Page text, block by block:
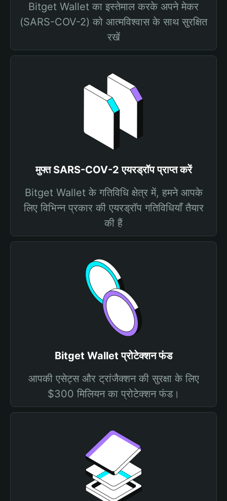
Bitget Wallet का इस्तेमाल करके अपने मेकर
(SARS-COV-2) को आत्मविश्वास के साथ सुरक्षित
रखें
मुफ्त SARS-COV-2 एयरड्रॉप प्राप्त करें
Bitget Wallet के गतिविधि क्षेत्र में, हमने आपके
लिए विभिन्न प्रकार की एयरड्रॉप गतिविधियाँ तैयार
की हैं
Bitget Wallet प्रोटेक्शन फंड
आपकी एसेट्स और ट्रांजैक्शन की सुरक्षा के लिए
$300 मिलियन का प्रोटेक्शन फंड।